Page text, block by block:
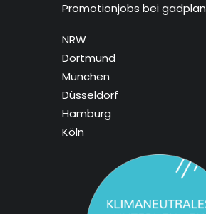
Promotionjobs bei gadplan
NRW
Dortmund
München
Düsseldorf
Hamburg
Köln